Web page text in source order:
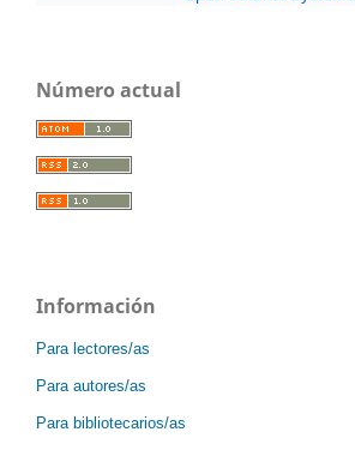
Número actual
Información
Para lectores/as
Para autores/as
Para bibliotecarios/as